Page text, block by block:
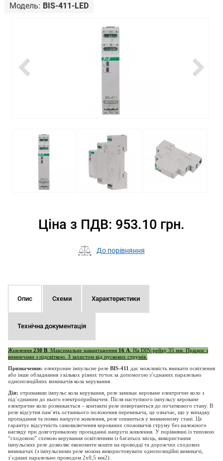
Модель: BIS-411-LED
Ціна з ПДВ: 953.10 грн.
До порівняння
Опис Схеми Характеристики
Технічна документація
Живлення 230 В . Максимальне навантаження 16 А . На DIN-рейку 35 мм. Працює з
вимикчами з підсвіткою. З захистом від пускових струмів.
Призначення: електронне імпульсне реле BIS-411 дає можливість вмикати освітлення
або інше обладнання з кількох різних точок за допомогою з’єднаних паралельно
однопозиційних вимикачів кола керування.
Дія: отримавши імпульс кола керування, реле замикає кероване електричне коло з
під`єднаним до нього електроприймачем. Після наступного імпульсу кероване
електричне коло розмикається – контакти реле повертаються до початкового стану. В
реле відсутня пам`ять останнього положення перемикача, це означає, що у випадку
пропадання та появи напруги живлення, реле опиниться у вимкненому стані. Це
гарантує відсутність самовключення керованих споживачів струму без належного
нагляду при довготривалому пропаданні напруги живлення. У порівнянні із типовою
“сходовою” схемою керування освітленням із багатьох місць, використання
імпульсних реле дозволяє економити кошти на проводці та дорожчих сходових
вимикачах (з імпульсними реле можна використовувати однопозиційні вимикачі,
з`єднані паралельно проводом 2х0,5 мм2).